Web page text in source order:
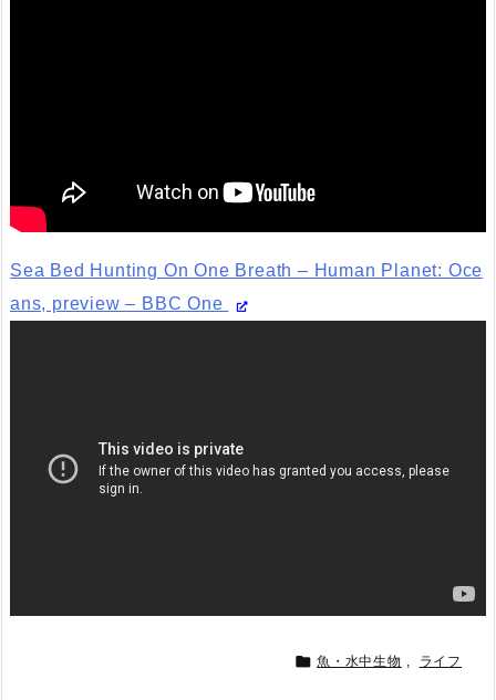
Sea Bed Hunting On One Breath – Human Planet: Oce
ans, preview – BBC One
 魚・水中生物 , ライフ